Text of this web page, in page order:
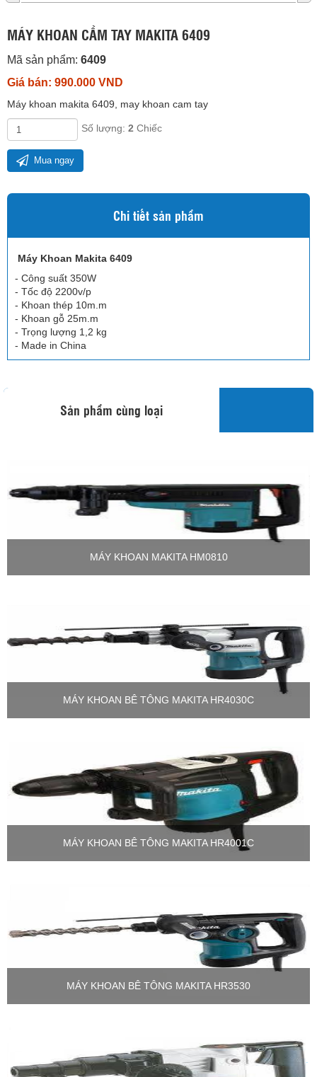
MÁY KHOAN CẦM TAY MAKITA 6409
Mã sản phẩm: 6409
Giá bán: 990.000 VND
Máy khoan makita 6409, may khoan cam tay
Số lượng: 2 Chiếc
Mua ngay
Chi tiết sản phẩm
Máy Khoan Makita 6409
- Công suất 350W
- Tốc độ 2200v/p
- Khoan thép 10m.m
- Khoan gỗ 25m.m
- Trọng lượng 1,2 kg
- Made in China
Sản phẩm cùng loại
MÁY KHOAN MAKITA HM0810
MÁY KHOAN BÊ TÔNG MAKITA HR4030C
MÁY KHOAN BÊ TÔNG MAKITA HR4001C
MÁY KHOAN BÊ TÔNG MAKITA HR3530